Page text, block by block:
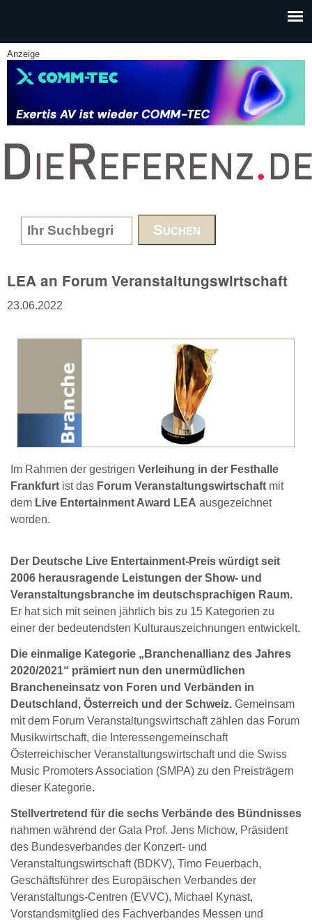
Anzeige
www.DieReferenz.de
Search form
LEA an Forum Veranstaltungswirtschaft
23.06.2022
Im Rahmen der gestrigen Verleihung in der Festhalle
Frankfurt ist das Forum Veranstaltungswirtschaft mit
dem Live Entertainment Award LEA ausgezeichnet
worden.
Der Deutsche Live Entertainment-Preis würdigt seit
2006 herausragende Leistungen der Show- und
Veranstaltungsbranche im deutschsprachigen Raum.
Er hat sich mit seinen jährlich bis zu 15 Kategorien zu
einer der bedeutendsten Kulturauszeichnungen entwickelt.
Die einmalige Kategorie „Branchenallianz des Jahres
2020/2021“ prämiert nun den unermüdlichen
Brancheneinsatz von Foren und Verbänden in
Deutschland, Österreich und der Schweiz. Gemeinsam
mit dem Forum Veranstaltungswirtschaft zählen das Forum
Musikwirtschaft, die Interessengemeinschaft
Österreichischer Veranstaltungswirtschaft und die Swiss
Music Promoters Association (SMPA) zu den Preisträgern
dieser Kategorie.
Stellvertretend für die sechs Verbände des Bündnisses
nahmen während der Gala Prof. Jens Michow, Präsident
des Bundesverbandes der Konzert- und
Veranstaltungswirtschaft (BDKV), Timo Feuerbach,
Geschäftsführer des Europäischen Verbandes der
Veranstaltungs-Centren (EVVC), Michael Kynast,
Vorstandsmitglied des Fachverbandes Messen und